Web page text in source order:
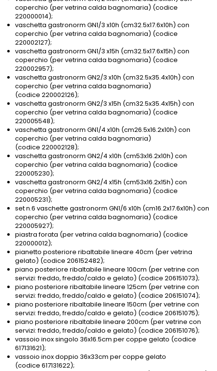
coperchio (per vetrina calda bagnomaria) (codice
220000014);
vaschetta gastronorm GN1/3 x10h (cm32.5x17.6x10h) con
coperchio (per vetrina calda bagnomaria) (codice
220002127);
vaschetta gastronorm GN1/3 x15h (cm32.5x17.6x15h) con
coperchio (per vetrina calda bagnomaria) (codice
220002957);
vaschetta gastronorm GN2/3 x10h (cm32.5x35.4x10h) con
coperchio (per vetrina calda bagnomaria)
(codice 220002126);
vaschetta gastronorm GN2/3 x15h (cm32.5x35.4x15h) con
coperchio (per vetrina calda bagnomaria) (codice
220005548);
vaschetta gastronorm GN1/4 x10h (cm26.5x16.2x10h) con
coperchio (per vetrina calda bagnomaria)
(codice 220002128);
vaschetta gastronorm GN2/4 x10h (cm53x16.2x10h) con
coperchio (per vetrina calda bagnomaria) (codice
220005230);
vaschetta gastronorm GN2/4 x15h (cm53x16.2x15h) con
coperchio (per vetrina calda bagnomaria) (codice
220005231);
set n.6 vaschette gastronorm GN1/6 x10h (cm16.2x17.6x10h) con
coperchio (per vetrina calda bagnomaria) (codice
220005927);
piastra forata (per vetrina calda bagnomaria) (codice
220000012);
pianetto posteriore ribaltabile lineare 40cm (per vetrina
gelato) (codice 206152482);
piano posteriore ribaltabile lineare 100cm (per vetrine con
servizi: freddo, freddo/caldo e gelato) (codice 206151073);
piano posteriore ribaltabile lineare 125cm (per vetrine con
servizi: freddo, freddo/caldo e gelato) (codice 206151074);
piano posteriore ribaltabile lineare 150cm (per vetrine con
servizi: freddo, freddo/caldo e gelato) (codice 206151075);
piano posteriore ribaltabile lineare 200cm (per vetrine con
servizi: freddo, freddo/caldo e gelato) (codice 206151076);
vassoio inox singolo 36x16.5cm per coppe gelato (codice
617131621);
vassoio inox doppio 36x33cm per coppe gelato
(codice 617131622);